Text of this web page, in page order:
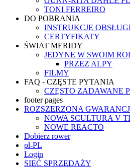
TONI FERREIRO
DO POBRANIA
INSTRUKCJE
CERTYFIKATY
ŚWIAT MERIDY
JEDYNE W SWOIM
PRZEZ ALPY
FILMY
FAQ - CZĘSTE PYTANIA
CZĘSTO ZADAWANE
footer pages
ROZSZERZONA
NOWA SCULTURA V
NOWE REACTO
Dobierz rower
pl-PL
Login
SIEĆ SPRZEDAŻY